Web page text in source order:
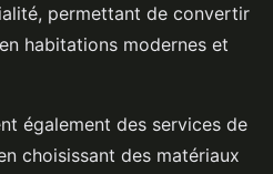
permettant de convertir
habitations modernes et
également des services de
choisissant des matériaux